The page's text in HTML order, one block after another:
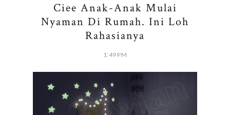
Ciee Anak-Anak Mulai
Nyaman Di Rumah. Ini Loh
Rahasianya
1:49 PM